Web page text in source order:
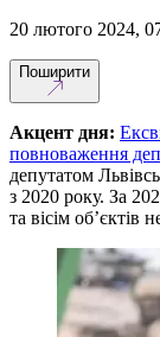
20 лютого 2024,
Поширити
Акцент дня:
повноваження
депутатом
з 2020 року. За
та вісім об’єктів